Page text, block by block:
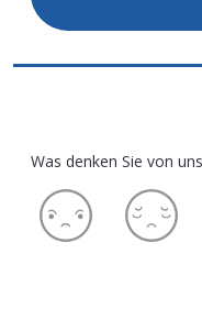
Was denken Sie von